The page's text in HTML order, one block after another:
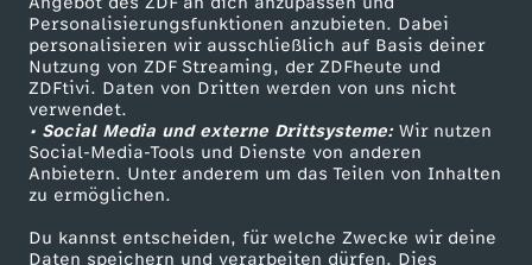
Personalisierungsfunktionen anzubieten. Dabei
personalisieren wir ausschließlich auf Basis deiner
Nutzung von ZDF Streaming, der ZDFheute und
ZDFtivi. Daten von Dritten werden von uns nicht
verwendet.
• Social Media und externe Drittsysteme:Wir nutzen
Social-Media-Tools und Dienste von anderen
Anbietern. Unter anderem um das Teilen von Inhalten
zu ermöglichen.
Du kannst entscheiden, für welche Zwecke wir deine
Daten speichern und verarbeiten dürfen. Dies
n
e
n
d
TV-Programm
ZDF Unternehmen
Karriere
ZDF goes Schule